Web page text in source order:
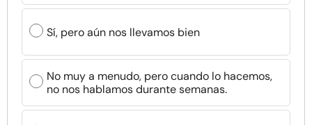
Sí, pero aún nos llevamos bien
No muy a menudo, pero cuando lo hacemos,
no nos hablamos durante semanas.